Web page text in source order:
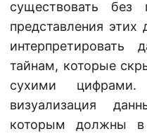
существовать без
представления
тайнам, которые
сухими
визуализация
которым должны в